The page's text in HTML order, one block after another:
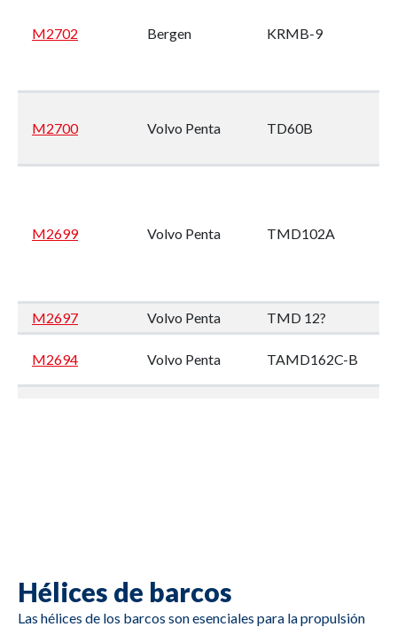
M2702 Bergen KRMB-9
M2700 Volvo Penta TD60B
M2699 Volvo Penta TMD102A
M2697 Volvo Penta TMD 12?
M2694 Volvo Penta TAMD162C-B
M2691 Caterpillar
Hélices de barcos
Las hélices de los barcos son esenciales para la propulsión